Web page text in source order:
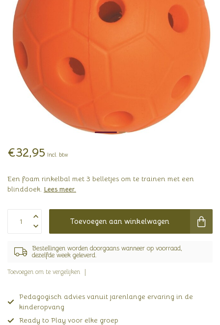
€32,95 Incl. btw
Een foam rinkelbal met 3 belletjes om te trainen met een
blinddoek. Lees meer.
Toevoegen aan winkelwagen
Bestellingen worden doorgaans wanneer op voorraad,
dezelfde week geleverd.
Toevoegen om te vergelijken
Pedagogisch advies vanuit jarenlange ervaring in de
kinderopvang
Ready to Play voor elke groep